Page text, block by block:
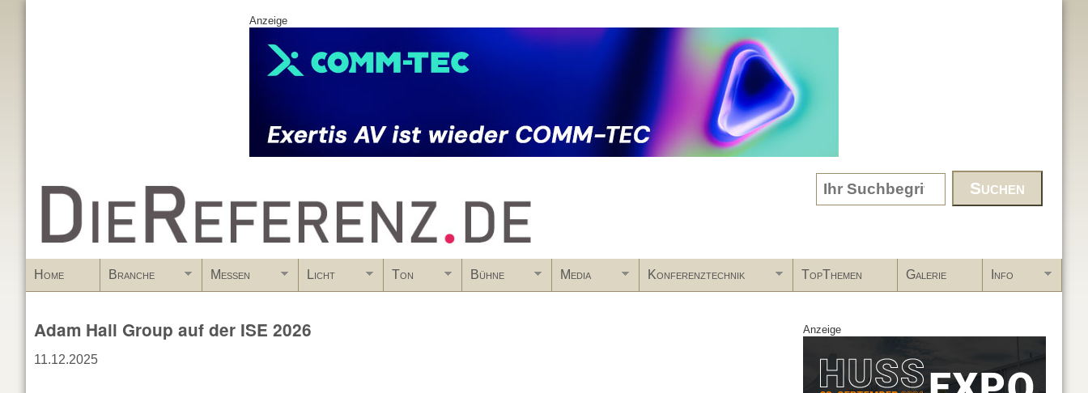
Anzeige
www.DieReferenz.de Search form
Home Branche Messen Licht Ton Bühne Media Konferenztechnik TopThemen Galerie Info
Adam Hall Group auf der ISE 2026
11.12.2025
Anzeige